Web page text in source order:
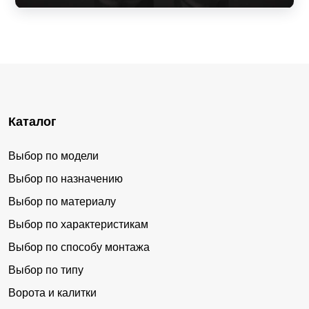
Каталог
Выбор по модели
Выбор по назначению
Выбор по материалу
Выбор по характеристикам
Выбор по способу монтажа
Выбор по типу
Ворота и калитки